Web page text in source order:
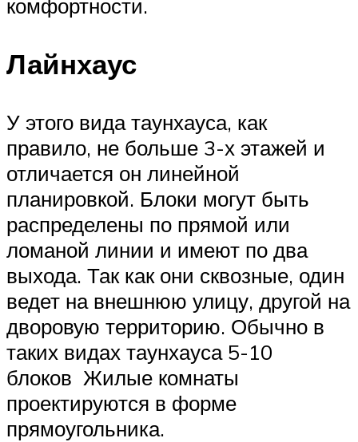
комфортности.
Лайнхаус
У этого вида таунхауса, как
правило, не больше 3-х этажей и
отличается он линейной
планировкой. Блоки могут быть
распределены по прямой или
ломаной линии и имеют по два
выхода. Так как они сквозные, один
ведет на внешнюю улицу, другой на
дворовую территорию. Обычно в
таких видах таунхауса 5-10
блоков Жилые комнаты
проектируются в форме
прямоугольника.